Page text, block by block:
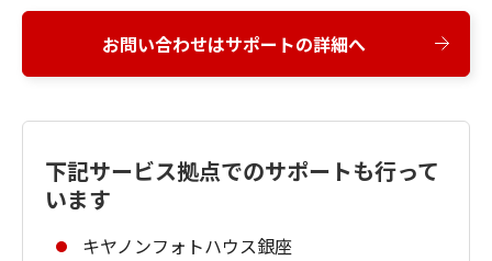
お問い合わせはサポートの詳細へ
下記サービス拠点でのサポートも行って
います
キヤノンフォトハウス銀座